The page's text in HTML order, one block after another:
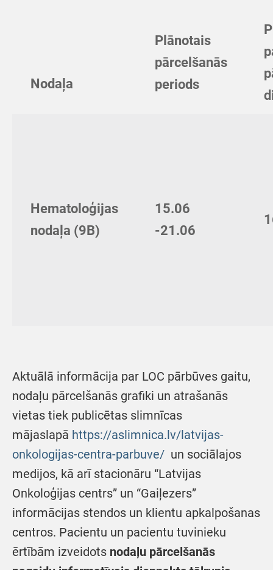
Nodaļa
Plānotais
pārcelšanās
periods
Hematoloģijas
nodaļa (9B)
15.06
-21.06
Aktuālā informācija par LOC pārbūves gaitu,
nodaļu pārcelšanās grafiki un atrašanās
vietas tiek publicētas slimnīcas
mājaslapā https://aslimnica.lv/latvijas-
onkologijas-centra-parbuve/ un sociālajos
medijos, kā arī stacionāru “Latvijas
Onkoloģijas centrs” un “Gaiļezers”
informācijas stendos un klientu apkalpošanas
centros. Pacientu un pacientu tuvinieku
ērtībām izveidots nodaļu pārcelšanās